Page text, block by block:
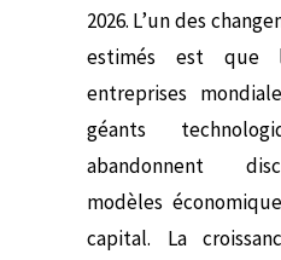
2026. L’un des
estimés est que
entreprises
géants
abandonnent
modèles
capital. La